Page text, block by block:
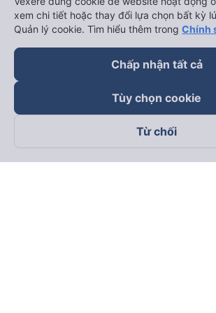
Theo dõi chúng tôi trên
xem chi tiết hoặc thay đổi lựa chọn bất kỳ
Quản lý cookie. Tìm hiểu thêm trong Chính
Chấp nhận tất cả
Tùy chọn cookie
Từ chối